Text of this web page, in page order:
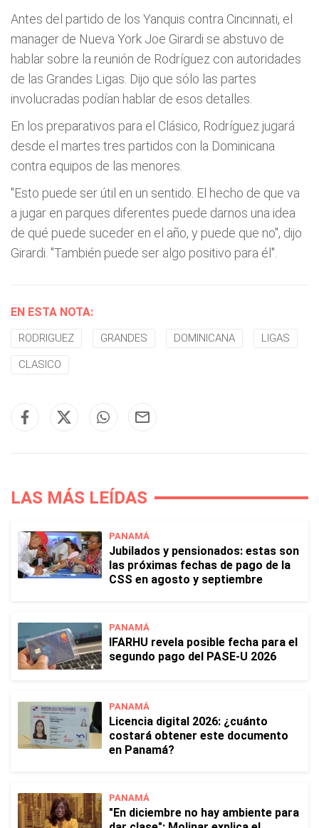
Antes del partido de los Yanquis contra Cincinnati, el
manager de Nueva York Joe Girardi se abstuvo de
hablar sobre la reunión de Rodríguez con autoridades
de las Grandes Ligas. Dijo que sólo las partes
involucradas podían hablar de esos detalles.
En los preparativos para el Clásico, Rodríguez jugará
desde el martes tres partidos con la Dominicana
contra equipos de las menores.
"Esto puede ser útil en un sentido. El hecho de que va
a jugar en parques diferentes puede darnos una idea
de qué puede suceder en el año, y puede que no", dijo
Girardi. "También puede ser algo positivo para él".
EN ESTA NOTA:
RODRIGUEZ GRANDES DOMINICANA LIGAS
CLASICO
LAS MÁS LEÍDAS
PANAMÁ
Jubilados y pensionados: estas son
las próximas fechas de pago de la
CSS en agosto y septiembre
PANAMÁ
IFARHU revela posible fecha para el
segundo pago del PASE-U 2026
PANAMÁ
Licencia digital 2026: ¿cuánto
costará obtener este documento
en Panamá?
PANAMÁ
"En diciembre no hay ambiente para